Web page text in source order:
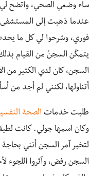
ساء وضعي الصحي، واتضح
عندما ذهبت إلى المستشفى
فوري، وشرحوا لي كل ما
يتمكّن السجنُ من القيام
السجن، كان لدي الكثير من
أتناولها، لكنني لم أجد من
طلبت خدمات الصحة
وكان اسمها جولي. كانت
لتخبر آمر السجن أنني بحاجة
السجن رفض، وآثروا اللجوء